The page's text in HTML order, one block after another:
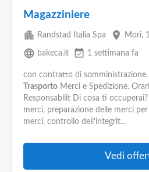
Magazziniere
apartment Randstad Italia Spa place Mori,
language bakeca.it event_available 1 settimana fa
con contratto di somministrazione.
Trasporto Merci e Spedizione.
Responsabilit Di cosa ti
merci, preparazione delle merci
merci, controllo dell’integrit...
Vedi